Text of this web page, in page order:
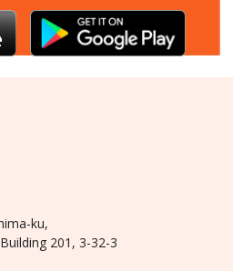
ku,
201, 3-32-3